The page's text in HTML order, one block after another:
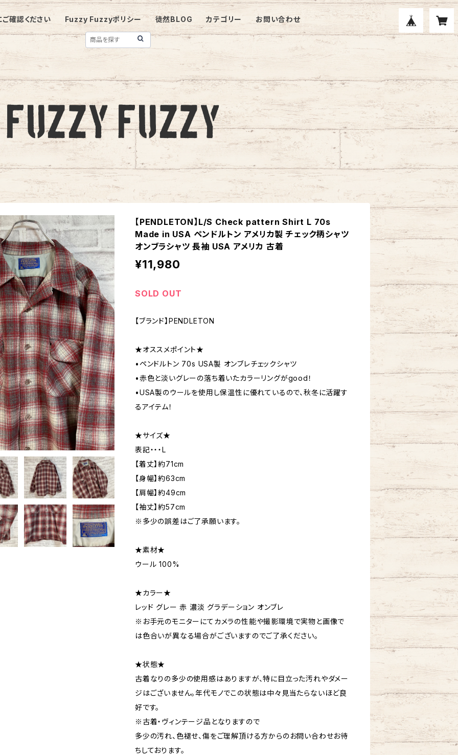
確認ください Fuzzy Fuzzyポリシー 徒然BLOG カテゴリー お問い合わせ
【PENDLETON】L/S Check pattern Shirt L 70s
Made in USA ペンドルトン アメリカ製 チェック柄シャツ
オンブラシャツ 長袖 USA アメリカ 古着
¥11,980
SOLD OUT
【ブランド】PENDLETON
★オススメポイント★
•ペンドルトン 70s USA製 オンブレチェックシャツ
•赤色と淡いグレーの落ち着いたカラーリングがgood！
•USA製のウールを使用し保温性に優れているので、秋冬に活躍す
るアイテム！
★サイズ★
表記・・・L
【着丈】約71cm
【身幅】約63cm
【肩幅】約49cm
【袖丈】約57cm
※多少の誤差はご了承願います。
★素材★
ウール 100%
★カラー★
レッド グレー 赤 濃淡 グラデーション オンブレ
※お手元のモニターにてカメラの性能や撮影環境で実物と画像で
は色合いが異なる場合がございますのでご了承ください。
★状態★
古着なりの多少の使用感はありますが、特に目立った汚れやダメー
ジはございません。年代モノでこの状態は中々見当たらないほど良
好です。
※古着・ヴィンテージ品となりますので
多少の汚れ、色褪せ、傷をご理解頂ける方からのお問い合わせお待
ちしております。